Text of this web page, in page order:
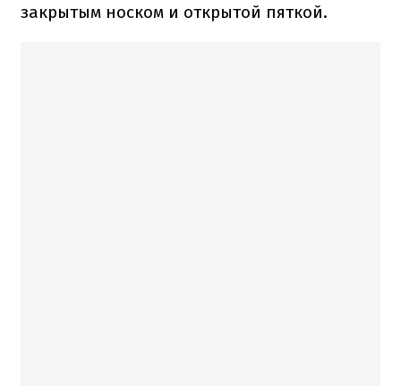
закрытым носком и открытой пяткой.